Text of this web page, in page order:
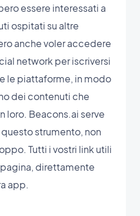
essere interessati a
ospitati su altre
anche voler accedere
network per iscriversi
le piattaforme, in modo
dei contenuti che
loro. Beacons.ai serve
strumento, non
Tutti i vostri link utili
direttamente
app.